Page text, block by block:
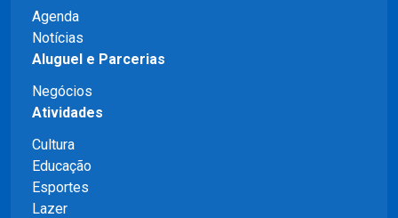
Agenda
Notícias
Aluguel e Parcerias
Negócios
Atividades
Cultura
Educação
Esportes
Lazer